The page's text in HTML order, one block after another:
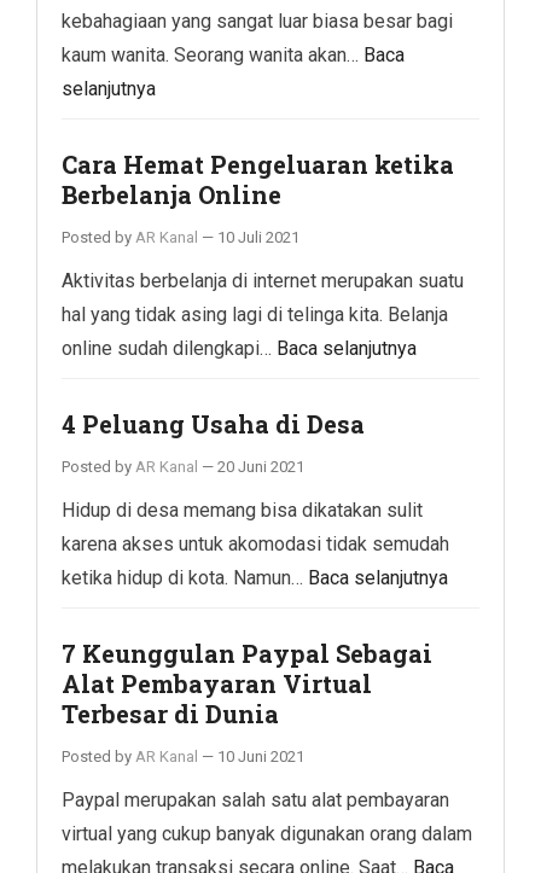
kebahagiaan yang sangat luar biasa besar bagi
kaum wanita. Seorang wanita akan… Baca
selanjutnya
Cara Hemat Pengeluaran ketika
Berbelanja Online
Posted by AR Kanal — 10 Juli 2021
Aktivitas berbelanja di internet merupakan suatu
hal yang tidak asing lagi di telinga kita. Belanja
online sudah dilengkapi… Baca selanjutnya
4 Peluang Usaha di Desa
Posted by AR Kanal — 20 Juni 2021
Hidup di desa memang bisa dikatakan sulit
karena akses untuk akomodasi tidak semudah
ketika hidup di kota. Namun… Baca selanjutnya
7 Keunggulan Paypal Sebagai
Alat Pembayaran Virtual
Terbesar di Dunia
Posted by AR Kanal — 10 Juni 2021
Paypal merupakan salah satu alat pembayaran
virtual yang cukup banyak digunakan orang dalam
melakukan transaksi secara online. Saat… Baca